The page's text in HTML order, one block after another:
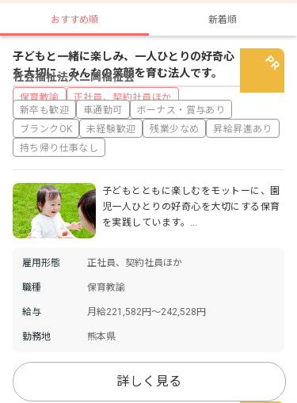
おすすめ順 新着順
社会福祉法人二岡福祉会
保育教諭 正社員、契約社員ほか
子どもと一緒に楽しみ、一人ひとりの好奇心
を大切に。みんなの笑顔を育む法人です。
新卒も歓迎 車通勤可
ボーナス・賞与あり
ブランクOK
未経験歓迎 残業少なめ
昇給昇進あり
持ち帰り仕事なし
子どもとともに楽しむをモットーに、園
児一人ひとりの好奇心を大切にする保育
を実践しています。…
雇用形態 正社員、契約社員ほか
職種 保育教諭
給与 月給221,582円～242,528円
勤務地 熊本県
詳しく見る